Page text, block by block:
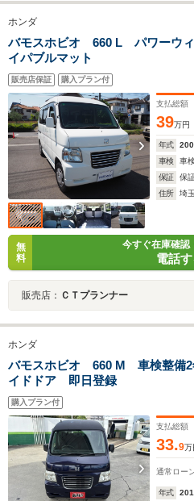
ホンダ
バモスホビオ 660 L パワーウ
イパブルマット
販売店保証 購入プラン付
支払総額
39万円
年式
車検
車
保証
保
住所
埼
無
料
今すぐ在庫確認
電話
販売店： ＣＴプランナー
ホンダ
バモスホビオ 660 M 車検整備
イドドア 即日登録
購入プラン付
支払総額
33.9万
通常ロー
年式